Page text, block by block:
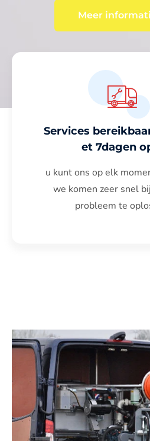
Services
et 7dagen
u kunt ons op elk
we komen zeer snel
probleem te